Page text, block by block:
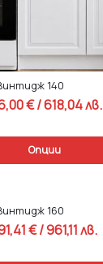
140
€ / 618,04 лв.
Опции
160
€ / 961,11 лв.